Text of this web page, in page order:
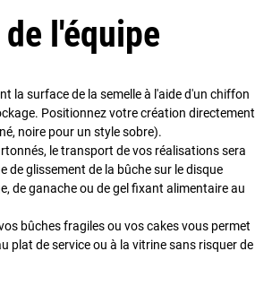
l'équipe
la surface de la semelle à l'aide d'un chiffon
Positionnez votre création directement
noire pour un style sobre).
le transport de vos réalisations sera
de glissement de la bûche sur le disque
de ganache ou de gel fixant alimentaire au
bûches fragiles ou vos cakes vous permet
plat de service ou à la vitrine sans risquer de